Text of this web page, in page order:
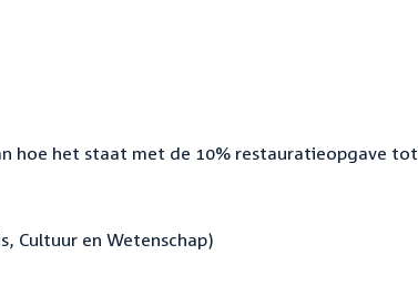
hoe het staat met de 10% restauratieopgave tot
Cultuur en Wetenschap)